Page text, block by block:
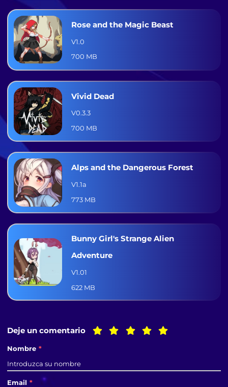
Rose and the Magic Beast
V1.0
700 MB
Vivid Dead
V0.3.3
700 MB
Alps and the Dangerous Forest
V1.1a
773 MB
Bunny Girl's Strange Alien
Adventure
V1.01
622 MB
Deje un comentario
Nombre *
Email *